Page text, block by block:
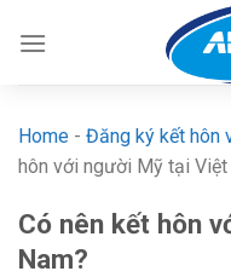
Home - Đăng ký kết hôn
hôn với người Mỹ tại Việt
Có nên kết hôn
Nam?